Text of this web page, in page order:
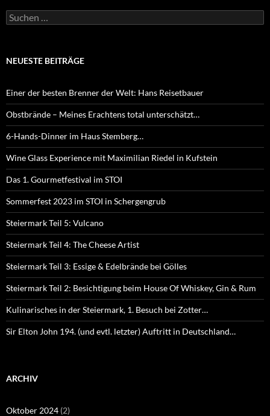
Suchen
nach:
NEUESTE BEITRÄGE
Einer der besten Brenner der Welt: Hans Reisetbauer
Obstbrände – Meines Erachtens total unterschätzt…
6-Hands-Dinner im Haus Stemberg…
Wine Glass Experience mit Maximilian Riedel in Kufstein
Das 1. Gourmetfestival im STOI
Sommerfest 2023 im STOI in Schergengrub
Steiermark Teil 5: Vulcano
Steiermark Teil 4: The Cheese Artist
Steiermark Teil 3: Essige & Edelbrände bei Gölles
Steiermark Teil 2: Besichtigung beim House Of Whiskey, Gin & Rum
Kulinarisches in der Steiermark, 1. Besuch bei Zotter…
Sir Elton John 194. (und evtl. letzter) Auftritt in Deutschland…
ARCHIV
Oktober 2024 (2)